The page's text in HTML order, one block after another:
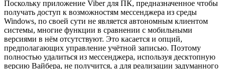
Поскольку приложение Viber для ПК, предназначенное чтобы
получать доступ к возможностям мессенджера из среды
Windows, по своей сути не является автономным клиентом
системы, многие функции в сравнении с мобильными
версиями в нём отсутствуют. Это касается и опций,
предполагающих управление учётной записью. Поэтому
полностью удалиться из мессенджера, используя десктопную
версию Вайбера, не получится, а для реализации задуманного